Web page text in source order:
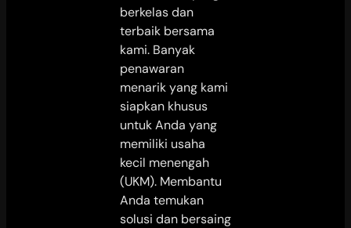
berkelas dan
terbaik bersama
kami. Banyak
penawaran
menarik yang kami
siapkan khusus
untuk Anda yang
memiliki usaha
kecil menengah
(UKM). Membantu
Anda temukan
solusi dan bersaing